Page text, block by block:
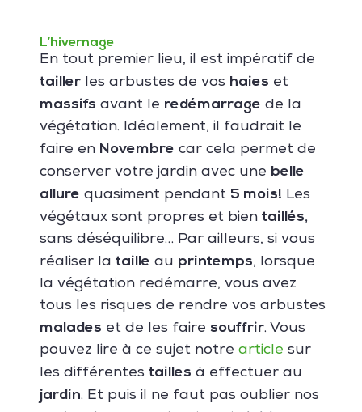
L’hivernage
En tout premier lieu, il est impératif de
taillerles arbustes de vos haies et
massifs avant le redémarrage de la
végétation. Idéalement, il faudrait le
faire en Novembre car cela permet de
conserver votre jardin avec une belle
allure quasiment pendant 5 mois! Les
végétaux sont propres et bien taillés,
sans déséquilibre… Par ailleurs, si vous
réaliser la taille au printemps, lorsque
la végétation redémarre, vous avez
tous les risques de rendre vos arbustes
malades et de les faire souffrir. Vous
pouvez lire à ce sujet notre article sur
les différentes tailles à effectuer au
jardin. Et puis il ne faut pas oublier nos